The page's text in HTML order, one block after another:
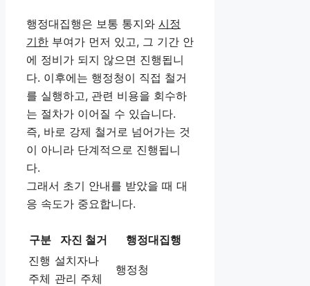
행정대집행은 보통 통지와 시정
기한 부여가 먼저 있고, 그 기간 안
에 정비가 되지 않으면 진행됩니
다. 이후에는 행정청이 직접 철거
를 실행하고, 관련 비용을 회수하
는 절차가 이어질 수 있습니다.
즉, 바로 강제 철거로 넘어가는 것
이 아니라 단계적으로 진행됩니
다.
그래서 초기 안내를 받았을 때 대
응 속도가 중요합니다.
구분 자진 철거
행정대집행
진행
주체
설치자나
관리 주체
행정청